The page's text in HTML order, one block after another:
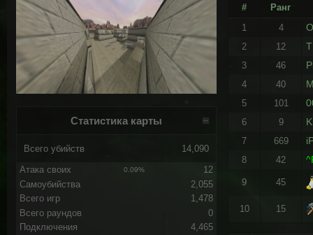
Статистика карты
Всего убийств 14,090
Атака своих 0.09%
12
Самоубийства
2,055
Всего игр
1,478
Всего раундов
0
Подключения
4,465
#
Ранг
1
4
2 12
3 46
4 40
5 101
6 9
7 669
8 42
9 45
10 15